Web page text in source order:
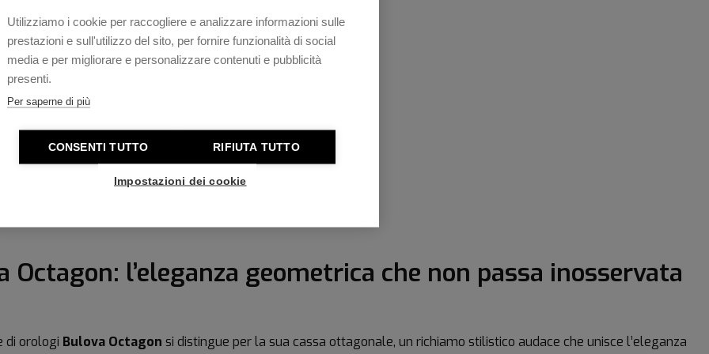
Utilizziamo i cookie per raccogliere e analizzare informazioni sulle
prestazioni e sull'utilizzo del sito, per fornire funzionalità di social
media e per migliorare e personalizzare contenuti e pubblicità
presenti.
Per saperne di più
CONSENTI TUTTO RIFIUTA TUTTO
Impostazioni dei cookie
Acquista
Octagon: l’eleganza geometrica che non passa inosservata
di orologi Bulova Octagon si distingue per la sua cassa ottagonale, un richiamo stilistico audace che unisce l’eleganza